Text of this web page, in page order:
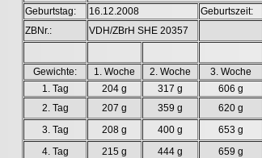
Geburtstag:
16.12.2008 Geburtszeit:
ZBNr.:
VDH/ZBrH SHE 20357
Gewichte: 1. Woche 2. Woche 3. Woche
1. Tag
204 g 317 g 606 g
2. Tag
207 g 359 g 620 g
3. Tag
208 g 400 g 653 g
4. Tag
215 g 444 g 659 g